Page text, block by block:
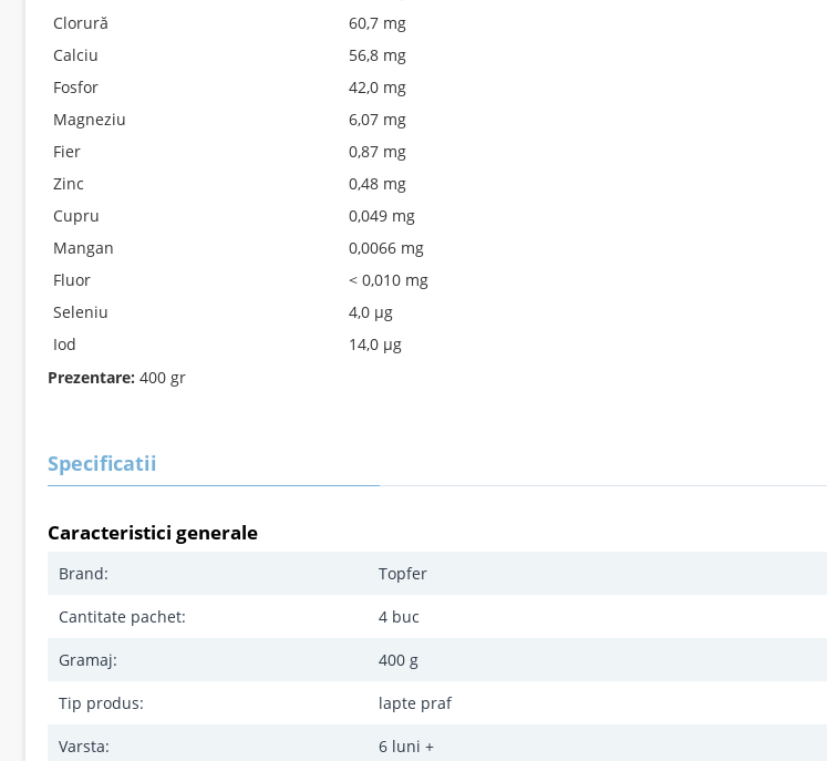
Clorură
60,7 mg
Calciu
56,8 mg
Fosfor
42,0 mg
Magneziu
6,07 mg
Fier
0,87 mg
Zinc
0,48 mg
Cupru
0,049 mg
Mangan
0,0066 mg
Fluor
< 0,010 mg
Seleniu
4,0 µg
Iod
14,0 µg
Prezentare: 400 gr
Specificatii
Caracteristici generale
Brand: Topfer
Cantitate pachet: 4 buc
Gramaj: 400 g
Tip produs: lapte praf
Varsta: 6 luni +